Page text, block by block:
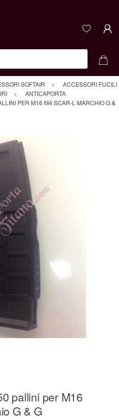
SOFTAIR
ACCESSORI FUCILI
ANTICAPORTA
PER M16 M4 SCAR-L MARCHIO G &
pallini per M16
G & G